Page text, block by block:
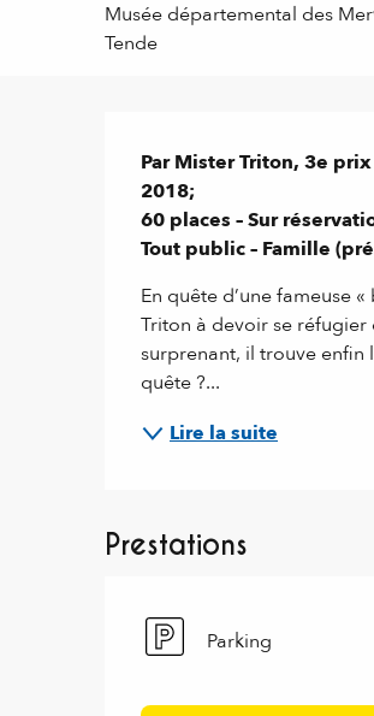
Musée départemental des
Tende
Description
Par Mister Triton, 3e
2018;
60 places – Sur
Tout public – Famille
En quête d’une fameuse
Triton à devoir se
surprenant, il trouve enfin
quête ?...
Lire la suite
Prestations
Parking